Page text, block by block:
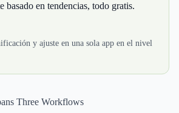
basado en tendencias, todo gratis.
y ajuste en una sola app en el nivel
Three Workflows